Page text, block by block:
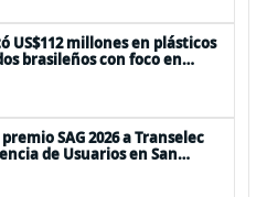
US$112 millones en plásticos
brasileños con foco en
SAG 2026 a Transelec
de Usuarios en San
Unidos